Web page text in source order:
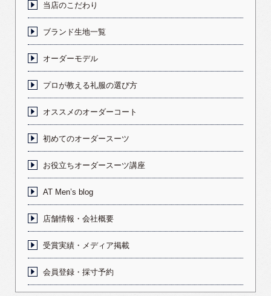
当店のこだわり
ブランド生地一覧
オーダーモデル
プロが教える礼服の選び方
オススメのオーダーコート
初めてのオーダースーツ
お役立ちオーダースーツ講座
AT Men’s blog
店舗情報・会社概要
受賞実績・メディア掲載
会員登録・採寸予約